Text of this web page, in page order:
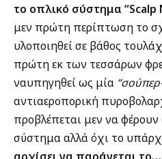
το οπλικό σύστημα “Scalp
μεν πρώτη περίπτωση το
υλοποιηθεί σε βάθος
πρώτη εκ των τεσσάρων
ναυπηγηθεί ως μία
αντιαεροπορική
προβλέπεται μεν να
σύστημα αλλά όχι το